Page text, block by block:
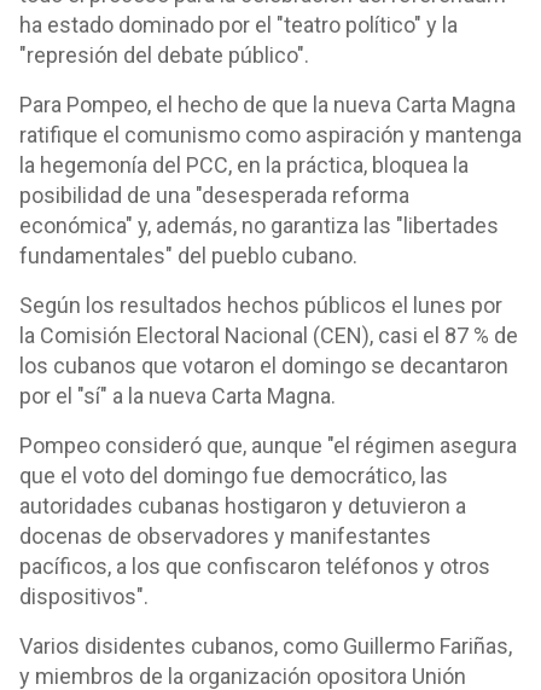
ha estado dominado por el "teatro político" y la
"represión del debate público".
Para Pompeo, el hecho de que la nueva Carta Magna
ratifique el comunismo como aspiración y mantenga
la hegemonía del PCC, en la práctica, bloquea la
posibilidad de una "desesperada reforma
económica" y, además, no garantiza las "libertades
fundamentales" del pueblo cubano.
Según los resultados hechos públicos el lunes por
la Comisión Electoral Nacional (CEN), casi el 87 % de
los cubanos que votaron el domingo se decantaron
por el "sí" a la nueva Carta Magna.
Pompeo consideró que, aunque "el régimen asegura
que el voto del domingo fue democrático, las
autoridades cubanas hostigaron y detuvieron a
docenas de observadores y manifestantes
pacíficos, a los que confiscaron teléfonos y otros
dispositivos".
Varios disidentes cubanos, como Guillermo Fariñas,
y miembros de la organización opositora Unión